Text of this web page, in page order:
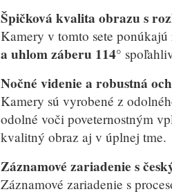
Špičková kvalita obrazu s
Kamery v tomto sete
a uhlom záberu 114°
Nočné videnie a robustná
Kamery sú vyrobené z
odolné voči poveternostným
kvalitný obraz aj v úplnej tme.
Záznamové zariadenie s
Záznamové zariadenie s